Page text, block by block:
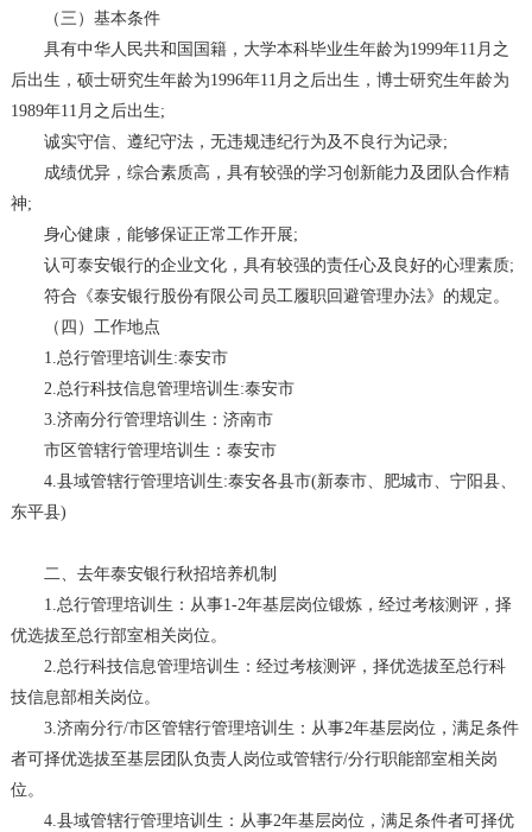
（三）基本条件
具有中华人民共和国国籍，大学本科毕业生年龄为1999年11月之
后出生，硕士研究生年龄为1996年11月之后出生，博士研究生年龄为
1989年11月之后出生;
诚实守信、遵纪守法，无违规违纪行为及不良行为记录;
成绩优异，综合素质高，具有较强的学习创新能力及团队合作精
神;
身心健康，能够保证正常工作开展;
认可泰安银行的企业文化，具有较强的责任心及良好的心理素质;
符合《泰安银行股份有限公司员工履职回避管理办法》的规定。
（四）工作地点
1.总行管理培训生:泰安市
2.总行科技信息管理培训生:泰安市
3.济南分行管理培训生：济南市
市区管辖行管理培训生：泰安市
4.县域管辖行管理培训生:泰安各县市(新泰市、肥城市、宁阳县、
东平县)
二、去年泰安银行秋招培养机制
1.总行管理培训生：从事1-2年基层岗位锻炼，经过考核测评，择
优选拔至总行部室相关岗位。
2.总行科技信息管理培训生：经过考核测评，择优选拔至总行科
技信息部相关岗位。
3.济南分行/市区管辖行管理培训生：从事2年基层岗位，满足条件
者可择优选拔至基层团队负责人岗位或管辖行/分行职能部室相关岗
位。
4.县域管辖行管理培训生：从事2年基层岗位，满足条件者可择优